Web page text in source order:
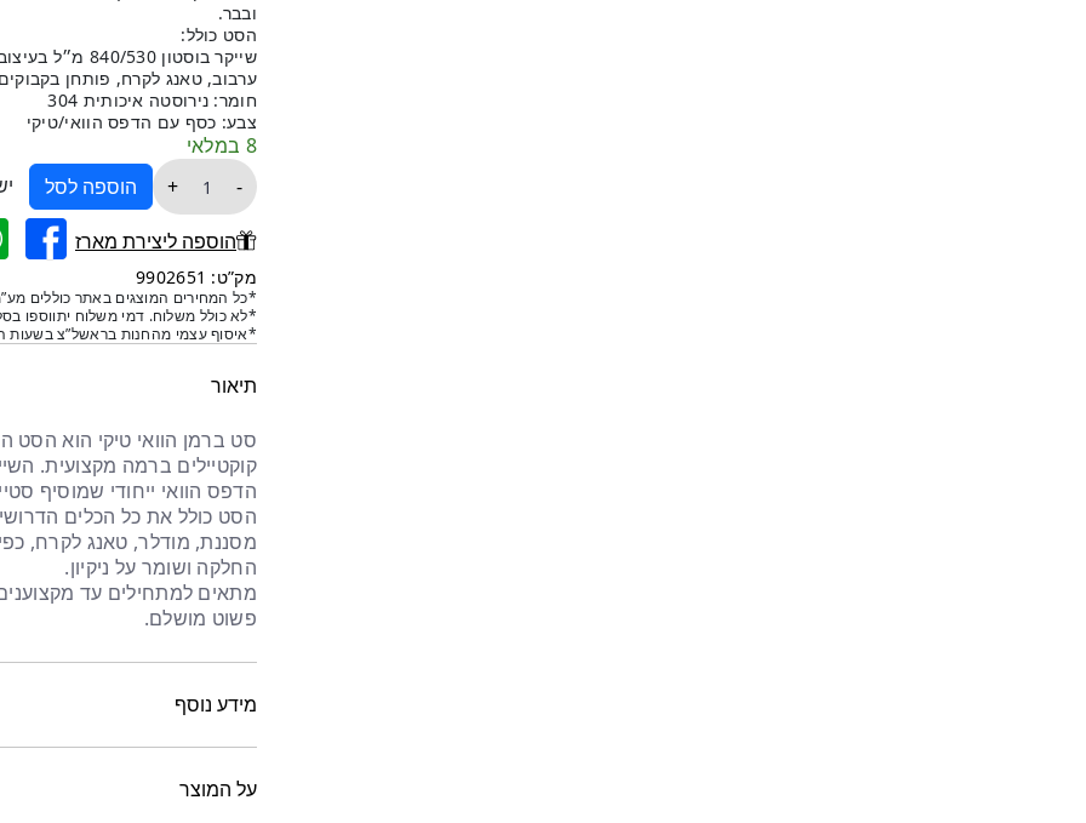
ובבר.
הסט כולל:
שייקר בוסטון
ערבוב, טאנג לקרח, פותחן בקבוקים,
חומר: נירוסטה איכותית 304
צבע: כסף עם הדפס הוואי/טיקי
8 במלאי
-
כמות
סט
ברמן
9
חלקים
-
הוואי
+ הוספה לסל
הוספה ליצירת מארז
מק”ט: 9902651
*כל המחירים המוצגים באתר כוללים
*לא כולל משלוח. דמי משלוח יתווספו
*איסוף עצמי מהחנות בראשל”צ בשעות
תיאור
סט ברמן הוואי טיקי הוא הסט
קוקטיילים ברמה מקצועית.
הדפס הוואי ייחודי שמוסיף
הסט כולל את כל הכלים
מסננת, מודלר, טאנג לקרח,
החלקה ושומר על ניקיון.
מתאים למתחילים עד
פשוט מושלם.
מידע נוסף
על המוצר